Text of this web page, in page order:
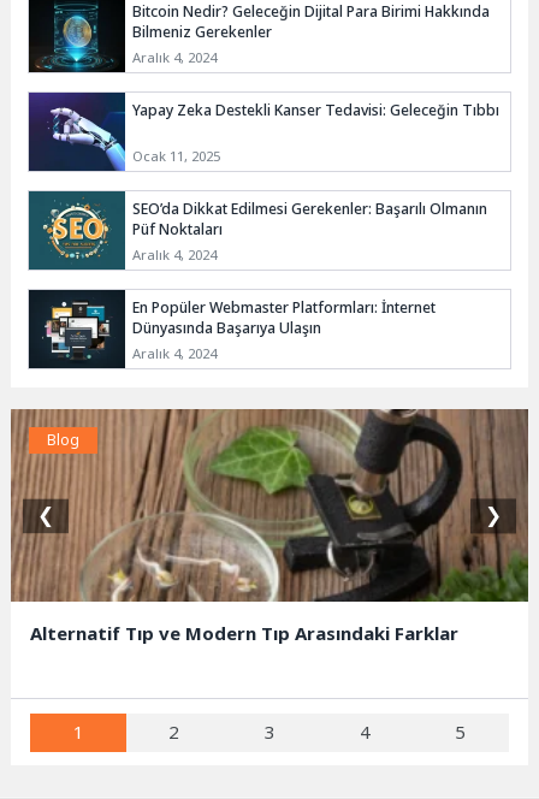
Bitcoin Nedir? Geleceğin Dijital Para Birimi Hakkında
Bilmeniz Gerekenler
Aralık 4, 2024
Yapay Zeka Destekli Kanser Tedavisi: Geleceğin Tıbbı
Ocak 11, 2025
SEO’da Dikkat Edilmesi Gerekenler: Başarılı Olmanın
Püf Noktaları
Aralık 4, 2024
En Popüler Webmaster Platformları: İnternet
Dünyasında Başarıya Ulaşın
Aralık 4, 2024
Blog
Alternatif Tıp ve Modern Tıp Arasındaki Farklar
❮ ❯
1 2 3 4 5